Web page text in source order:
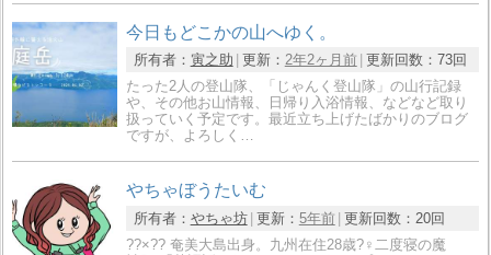
今日もどこかの山へゆく。
所有者： 寅之助 更新： 2年2ヶ月前 更新回数： 73回
たった2人の登山隊、「じゃんく登山隊」の山行記録
や、その他お山情報、日帰り入浴情報、などなど取り
扱っていく予定です。最近立ち上げたばかりのブログ
ですが、よろしく…
やちゃぼうたいむ
所有者： やちゃ坊 更新： 5年前 更新回数： 20回
??×?? 奄美大島出身。九州在住28歳?‍♀️二度寝の魔